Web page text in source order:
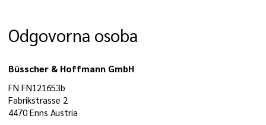
Odgovorna osoba
Büsscher & Hoffmann GmbH
FN FN121653b
Fabrikstrasse 2
4470 Enns Austria